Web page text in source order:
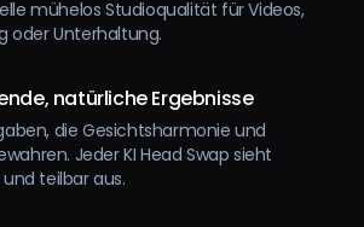
mühelos Studioqualität für Videos,
oder Unterhaltung.
natürliche Ergebnisse
die Gesichtsharmonie und
Jeder KI Head Swap sieht
teilbar aus.